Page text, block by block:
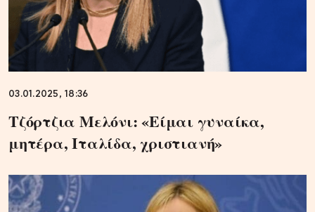
03.01.2025, 18:36
Τζόρτζια Mελόνι: «Είμαι γυναίκα,
μητέρα, Ιταλίδα, χριστιανή»